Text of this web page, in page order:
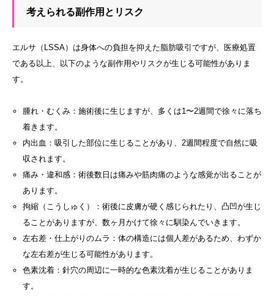
考えられる副作用とリスク
エルサ（LSSA）は身体への負担を抑えた脂肪吸引ですが、医療処置
である以上、以下のような副作用やリスクが生じる可能性がありま
す。
腫れ・むくみ：施術後に生じますが、多くは1〜2週間で徐々に落ち
着きます。
内出血：吸引した部位に生じることがあり、2週間程度で自然に吸
収されます。
痛み・違和感：術後数日は痛みや筋肉痛のような感覚が出ることが
あります。
拘縮（こうしゅく）：術後に皮膚が硬く感じられたり、凸凹が生じ
ることがありますが、数ヶ月かけて徐々に馴染んでいきます。
左右差・仕上がりのムラ：体の構造には個人差があるため、わずか
な左右差が生じる可能性があります。
色素沈着：針穴の周辺に一時的な色素沈着が生じることがありま
す。